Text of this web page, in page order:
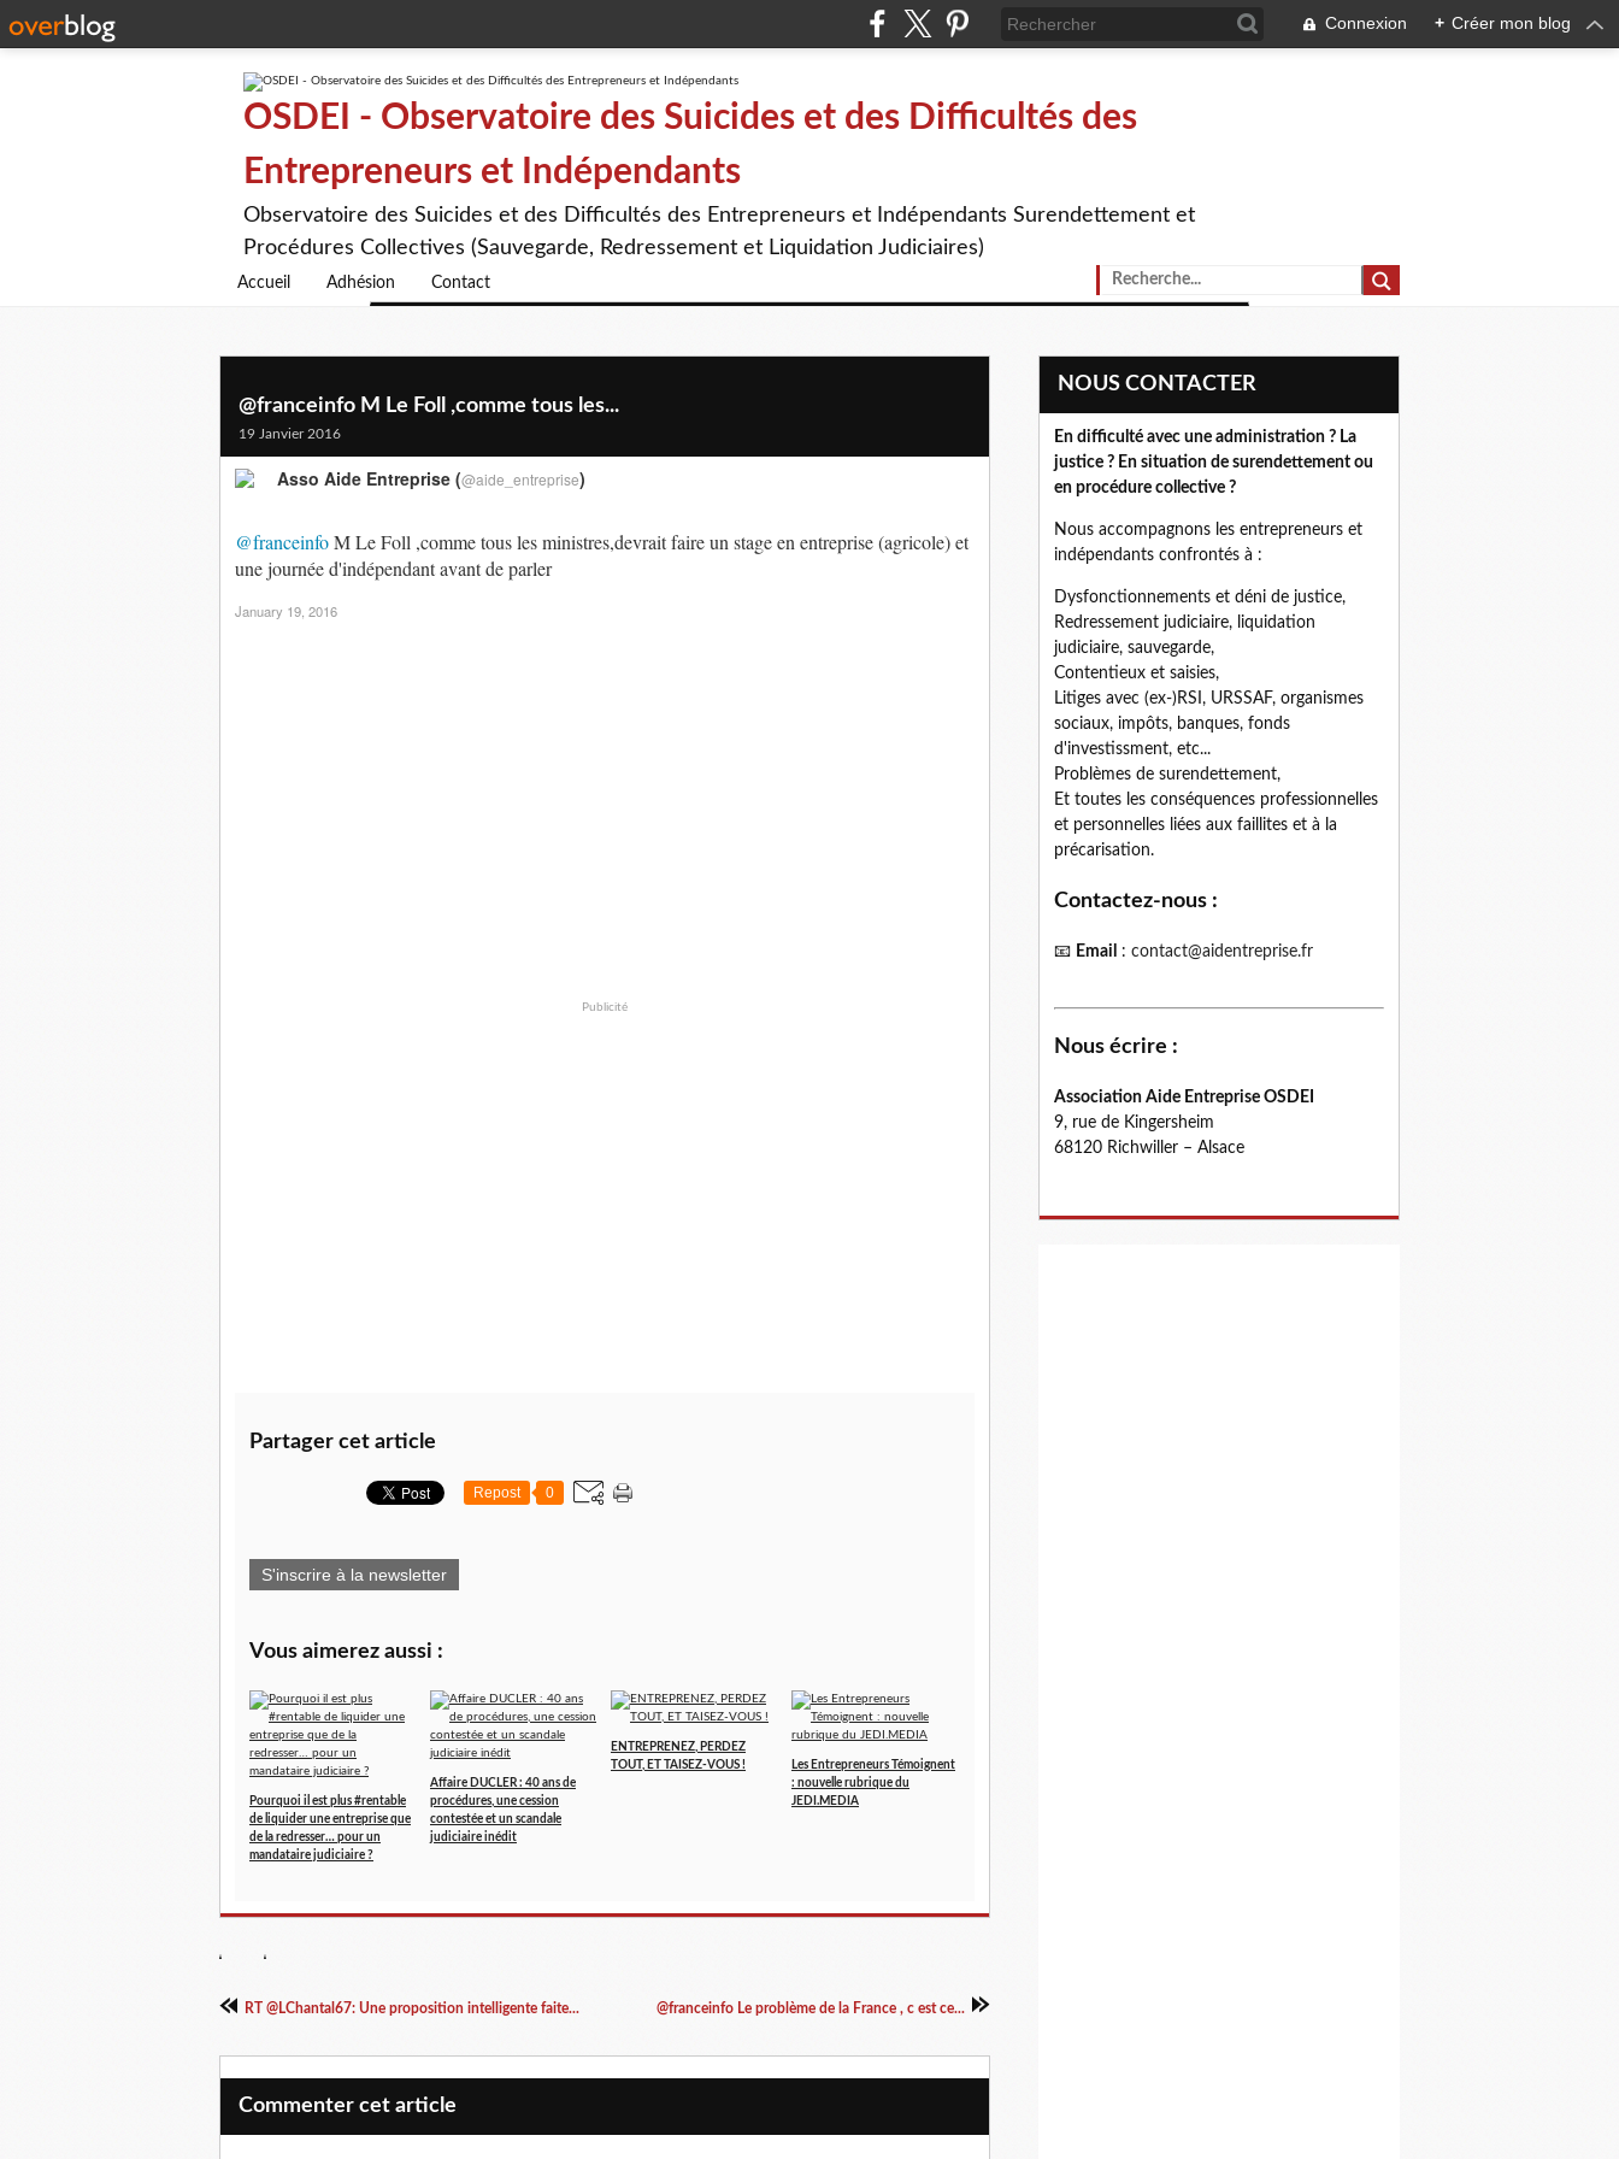
Connexion + Créer mon blog
OSDEI - Observatoire des Suicides et des Difficultés des
Entrepreneurs et Indépendants
Observatoire des Suicides et des Difficultés des Entrepreneurs et Indépendants Surendettement et
Procédures Collectives (Sauvegarde, Redressement et Liquidation Judiciaires)
Accueil Adhésion Contact
@franceinfo M Le Foll ,comme tous les...
19 Janvier 2016
@franceinfoM Le Foll ,comme tous les ministres,devrait faire un stage en entreprise (agricole) et
une journée d'indépendant avant de parler
Asso Aide Entreprise (@aide_entreprise)
January 19, 2016
Publicité
Partager cet article
Repost 0
S'inscrire à la newsletter
Vous aimerez aussi :
Pourquoi il est plus #rentable
de liquider une entreprise que
de la redresser… pour un
mandataire judiciaire ?
Affaire DUCLER : 40 ans de
procédures, une cession
contestée et un scandale
judiciaire inédit
ENTREPRENEZ, PERDEZ
TOUT, ET TAISEZ-VOUS !
Les Entrepreneurs Témoignent
: nouvelle rubrique du
JEDI.MEDIA
RT @LChantal67: Une proposition intelligente faite... @franceinfo Le problème de la France , c est ce...
Commenter cet article
NOUS CONTACTER
En difficulté avec une administration ? La
justice ? En situation de surendettement ou
en procédure collective ?
Nous accompagnons les entrepreneurs et
indépendants confrontés à :
Dysfonctionnements et déni de justice,
Redressement judiciaire, liquidation
judiciaire, sauvegarde,
Contentieux et saisies,
Litiges avec (ex-)RSI, URSSAF, organismes
sociaux, impôts, banques, fonds
d'investissment, etc...
Problèmes de surendettement,
Et toutes les conséquences professionnelles
et personnelles liées aux faillites et à la
précarisation.
Contactez-nous :
📧 Email : contact@aidentreprise.fr
Nous écrire :
Association Aide Entreprise OSDEI
9, rue de Kingersheim
68120 Richwiller – Alsace